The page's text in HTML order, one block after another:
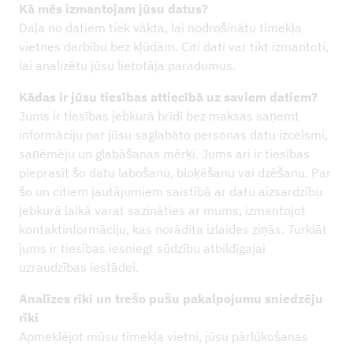
Kā mēs izmantojam jūsu datus?
Daļa no datiem tiek vākta, lai nodrošinātu tīmekļa
vietnes darbību bez kļūdām. Citi dati var tikt izmantoti,
lai analizētu jūsu lietotāja paradumus.
Kādas ir jūsu tiesības attiecībā uz saviem datiem?
Jums ir tiesības jebkurā brīdī bez maksas saņemt
informāciju par jūsu saglabāto personas datu izcelsmi,
saņēmēju un glabāšanas mērķi. Jums arī ir tiesības
pieprasīt šo datu labošanu, bloķēšanu vai dzēšanu. Par
šo un citiem jautājumiem saistībā ar datu aizsardzību
jebkurā laikā varat sazināties ar mums, izmantojot
kontaktinformāciju, kas norādīta izlaides ziņās. Turklāt
jums ir tiesības iesniegt sūdzību atbildīgajai
uzraudzības iestādei.
Analīzes rīki un trešo pušu pakalpojumu sniedzēju
rīki
Apmeklējot mūsu tīmekļa vietni, jūsu pārlūkošanas